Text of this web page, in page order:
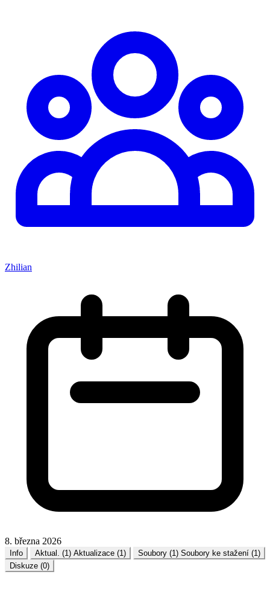
Zhilian
8. března 2026
Info Aktual. (1) Aktualizace (1) Soubory (1) Soubory ke stažení (1)
Diskuze (0)